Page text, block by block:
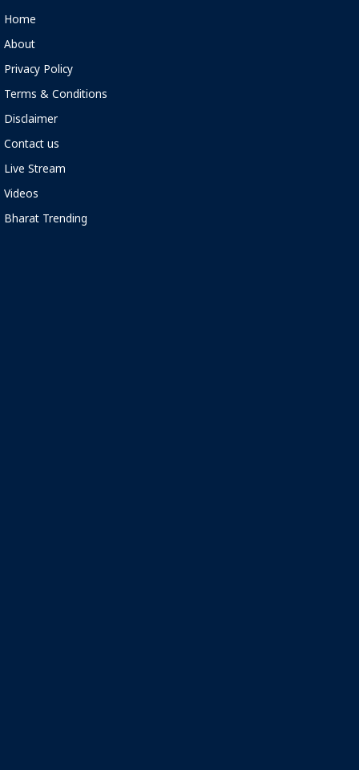
Home
About
Privacy Policy
Terms & Conditions
Disclaimer
Contact us
Live Stream
Videos
Bharat Trending